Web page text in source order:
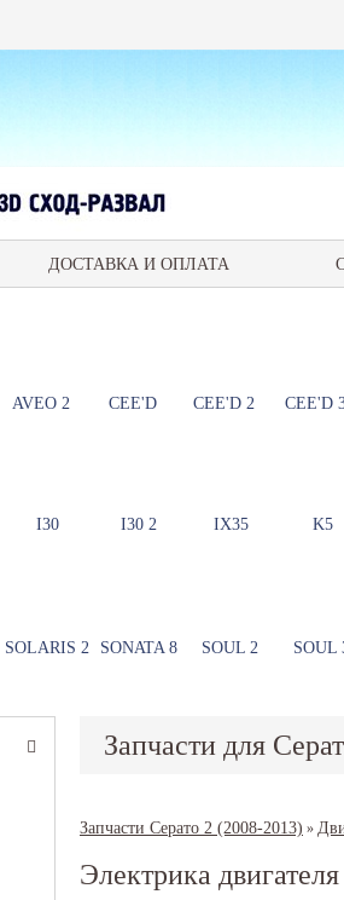
ДОСТАВКА И ОПЛАТА
AVEO 2 CEE'D CEE'D 2 CEE'D
I30 I30 2 IX35 K5
SOLARIS 2 SONATA 8 SOUL 2 SOUL
Запчасти для
Запчасти Серато 2 (2008-2013) »
Электрика двигателя